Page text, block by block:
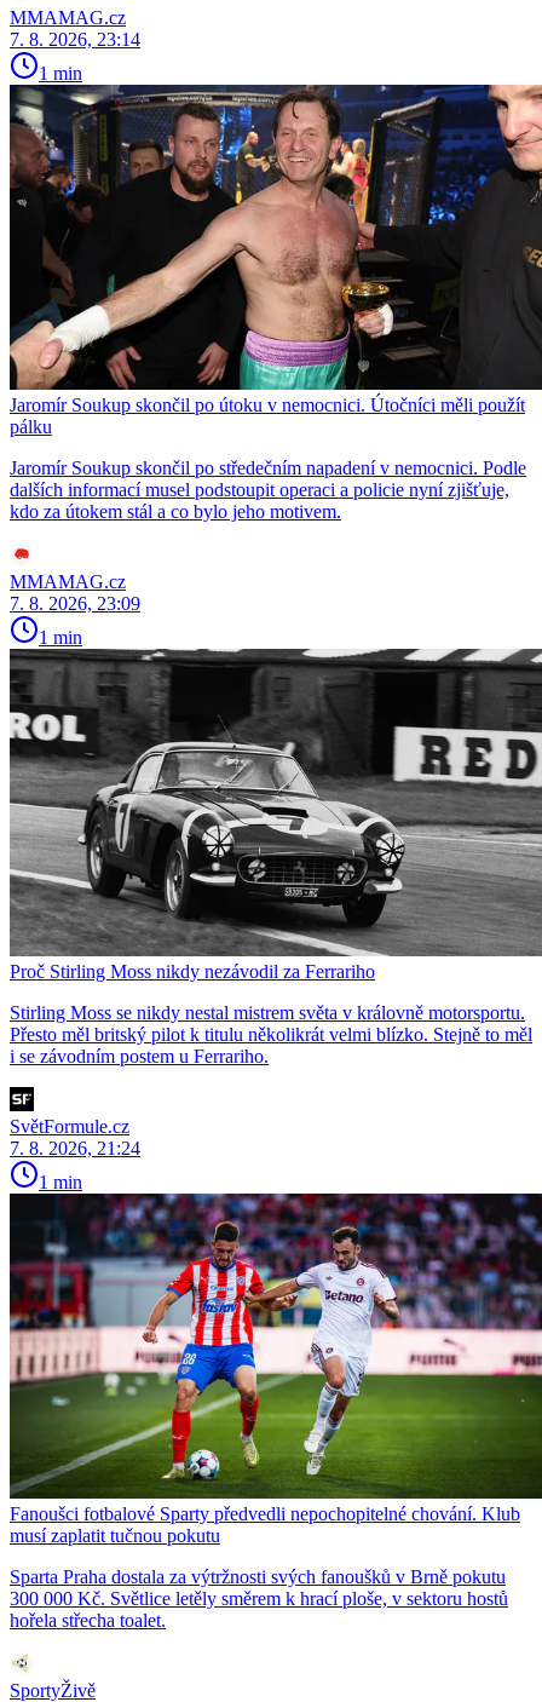
MMAMAG.cz
7. 8. 2026, 23:14
1 min
Jaromír Soukup skončil po útoku v nemocnici. Útočníci měli použít
pálku
Jaromír Soukup skončil po středečním napadení v nemocnici. Podle
dalších informací musel podstoupit operaci a policie nyní zjišťuje,
kdo za útokem stál a co bylo jeho motivem.
MMAMAG.cz
7. 8. 2026, 23:09
1 min
Proč Stirling Moss nikdy nezávodil za Ferrariho
Stirling Moss se nikdy nestal mistrem světa v královně motorsportu.
Přesto měl britský pilot k titulu několikrát velmi blízko. Stejně to měl
i se závodním postem u Ferrariho.
SvětFormule.cz
7. 8. 2026, 21:24
1 min
Fanoušci fotbalové Sparty předvedli nepochopitelné chování. Klub
musí zaplatit tučnou pokutu
Sparta Praha dostala za výtržnosti svých fanoušků v Brně pokutu
300 000 Kč. Světlice letěly směrem k hrací ploše, v sektoru hostů
hořela střecha toalet.
SportyŽivě